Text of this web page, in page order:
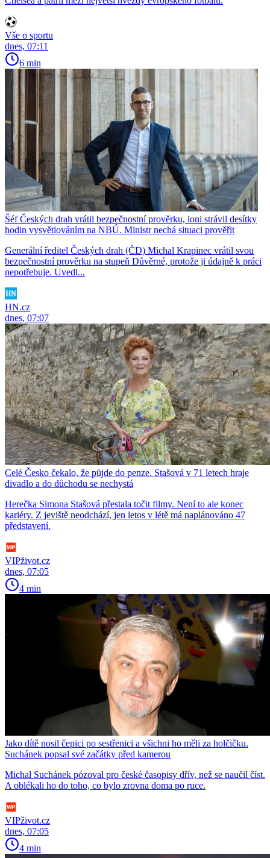
Vše o sportu
dnes, 07:11
6 min
Šéf Českých drah vrátil bezpečnostní prověrku, loni strávil desítky
hodin vysvětlováním na NBÚ. Ministr nechá situaci prověřit
Generální ředitel Českých drah (ČD) Michal Krapinec vrátil svou
bezpečnostní prověrku na stupeň Důvěrné, protože ji údajně k práci
nepotřebuje. Uvedl...
HN.cz
dnes, 07:07
Celé Česko čekalo, že půjde do penze. Stašová v 71 letech hraje
divadlo a do důchodu se nechystá
Herečka Simona Stašová přestala točit filmy. Není to ale konec
kariéry. Z jeviště neodchází, jen letos v létě má naplánováno 47
představení.
VIPživot.cz
dnes, 07:05
4 min
Jako dítě nosil čepici po sestřenici a všichni ho měli za holčičku.
Suchánek popsal své začátky před kamerou
Michal Suchánek pózoval pro české časopisy dřív, než se naučil číst.
A oblékali ho do toho, co bylo zrovna doma po ruce.
VIPživot.cz
dnes, 07:05
4 min